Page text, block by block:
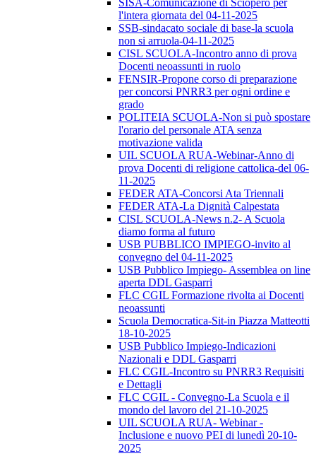
SISA-Comunicazione di Sciopero per
l'intera giornata del 04-11-2025
SSB-sindacato sociale di base-la scuola
non si arruola-04-11-2025
CISL SCUOLA-Incontro anno di prova
Docenti neoassunti in ruolo
FENSIR-Propone corso di preparazione
per concorsi PNRR3 per ogni ordine e
grado
POLITEIA SCUOLA-Non si può spostare
l'orario del personale ATA senza
motivazione valida
UIL SCUOLA RUA-Webinar-Anno di
prova Docenti di religione cattolica-del 06-
11-2025
FEDER ATA-Concorsi Ata Triennali
FEDER ATA-La Dignità Calpestata
CISL SCUOLA-News n.2- A Scuola
diamo forma al futuro
USB PUBBLICO IMPIEGO-invito al
convegno del 04-11-2025
USB Pubblico Impiego- Assemblea on line
aperta DDL Gasparri
FLC CGIL Formazione rivolta ai Docenti
neoassunti
Scuola Democratica-Sit-in Piazza Matteotti
18-10-2025
USB Pubblico Impiego-Indicazioni
Nazionali e DDL Gasparri
FLC CGIL-Incontro su PNRR3 Requisiti
e Dettagli
FLC CGIL - Convegno-La Scuola e il
mondo del lavoro del 21-10-2025
UIL SCUOLA RUA- Webinar -
Inclusione e nuovo PEI di lunedì 20-10-
2025